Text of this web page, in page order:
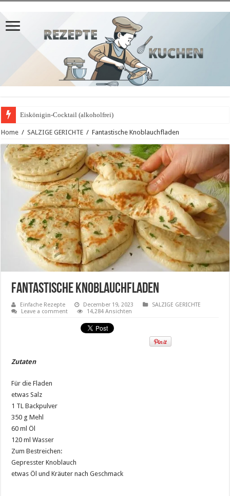
Eiskönigin-Cocktail (alkoholfrei)
Home / SALZIGE GERICHTE / Fantastische Knoblauchfladen
Fantastische Knoblauchfladen
Einfache Rezepte December 19, 2023
SALZIGE GERICHTE
Leave a comment
14,284 Ansichten
Zutaten
Für die Fladen
etwas Salz
1 TL Backpulver
350 g Mehl
60 ml Öl
120 ml Wasser
Zum Bestreichen:
Gepresster Knoblauch
etwas Öl und Kräuter nach Geschmack